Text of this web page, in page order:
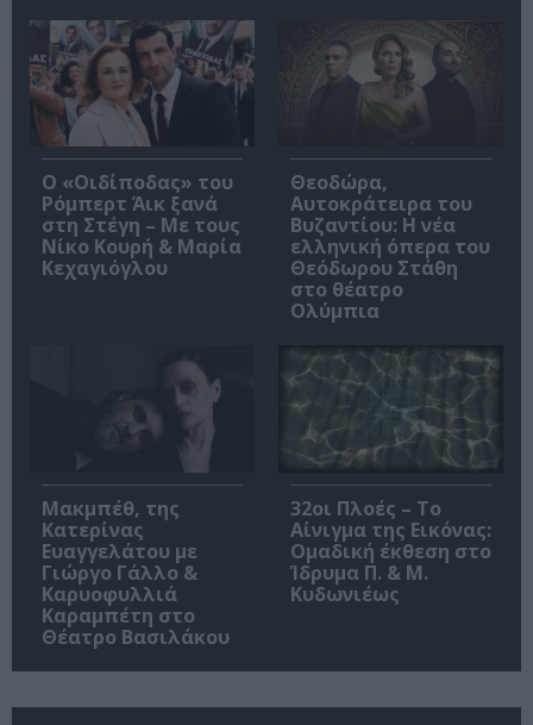
O «Οιδίποδας» του
Ρόμπερτ Άικ ξανά
στη Στέγη – Με τους
Νίκο Κουρή & Μαρία
Κεχαγιόγλου
Θεοδώρα,
Αυτοκράτειρα του
Βυζαντίου: Η νέα
ελληνική όπερα του
Θεόδωρου Στάθη
στο θέατρο
Ολύμπια
Μακμπέθ, της
Κατερίνας
Ευαγγελάτου με
Γιώργο Γάλλο &
Καρυοφυλλιά
Καραμπέτη στο
Θέατρο Βασιλάκου
32οι Πλοές – Το
Αίνιγμα της Εικόνας:
Ομαδική έκθεση στο
Ίδρυμα Π. & Μ.
Κυδωνιέως